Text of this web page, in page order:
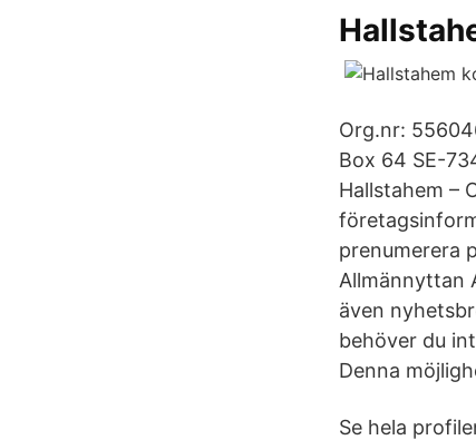
Org.nr:
Box 64 SE-
Hallstahem –
prenumerera
Allmännyttan
även
behöver du
Denna
Se hela